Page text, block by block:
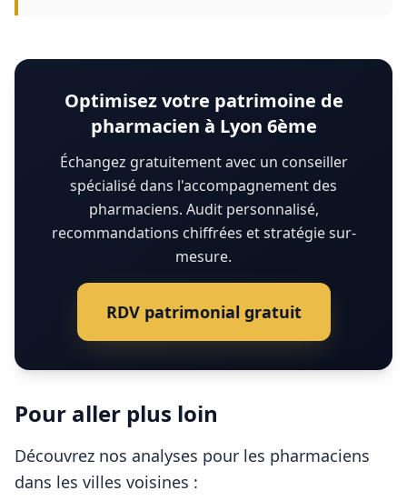
Optimisez votre patrimoine de
pharmacien à Lyon 6ème
Échangez gratuitement avec un conseiller
spécialisé dans l'accompagnement des
pharmaciens. Audit personnalisé,
recommandations chiffrées et stratégie sur-
mesure.
RDV patrimonial gratuit
Pour aller plus loin
Découvrez nos analyses pour les pharmaciens
dans les villes voisines :